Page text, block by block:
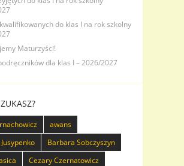
do klas I na rok szkolny
Maturzyści!
dla klas I – 2026/2027
awans
Barbara Sobczyszyn
Cezary Czernatowicz